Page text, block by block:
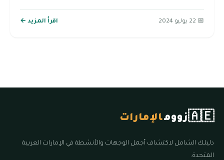
📅 22 يوليو 2024 اقرأ المزيد ←
🇦🇪زوومالإمارات
دليلك الشامل لاكتشاف أجمل الوجهات والأنشطة في الإمارات العربية
المتحدة.